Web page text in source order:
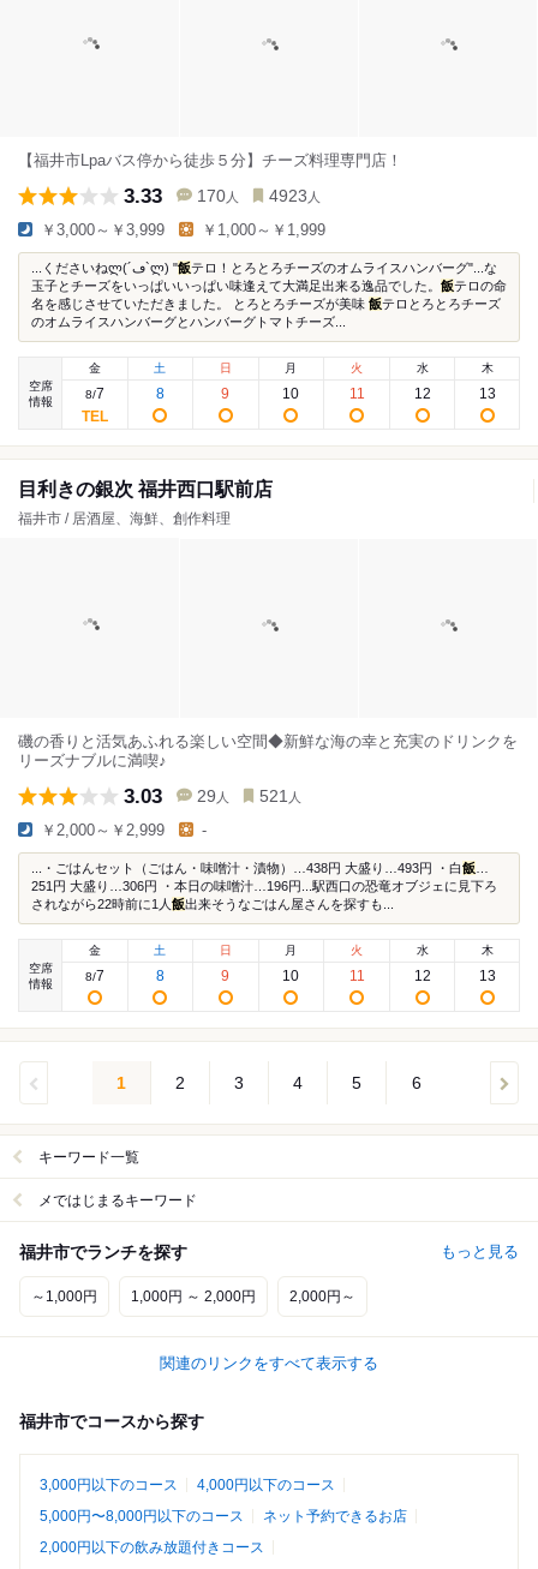
【福井市Lpaバス停から徒歩５分】チーズ料理専門店！
3.33 170 人 4923 人
￥3,000～￥3,999 ￥1,000～￥1,999
...くださいねლ(´ڡ`ლ) "飯テロ！とろとろチーズのオムライスハンバーグ"...な
玉子とチーズをいっぱいいっぱい味逢えて大満足出来る逸品でした。 飯テロの命
名を感じさせていただきました。 とろとろチーズが美味 飯テロとろとろチーズ
のオムライスハンバーグとハンバーグトマトチーズ...
空席
情報
金
8/7
土
8
日
9
月
10
火
11
水
12
木
13
目利きの銀次 福井西口駅前店
福井市 / 居酒屋、海鮮、創作料理
磯の香りと活気あふれる楽しい空間◆新鮮な海の幸と充実のドリンクを
リーズナブルに満喫♪
3.03 29 人 521 人
￥2,000～￥2,999 -
...・ごはんセット（ごはん・味噌汁・漬物）…438円 大盛り…493円 ・白飯
251円 大盛り…306円 ・本日の味噌汁…196円...駅西口の恐竜オブジェに見下ろ
されながら22時前に1人 飯出来そうなごはん屋さんを探すも...
空席
情報
金
8/7
土
8
日
9
月
10
火
11
水
12
木
13
1 2 3 4 5 6
キーワード一覧
メではじまるキーワード
福井市でランチを探す もっと見る
～1,000円 1,000円 ～ 2,000円 2,000円～
関連のリンクをすべて表示する
福井市でコースから探す
3,000円以下のコース
4,000円以下のコース
5,000円〜8,000円以下のコース
ネット予約できるお店
2,000円以下の飲み放題付きコース